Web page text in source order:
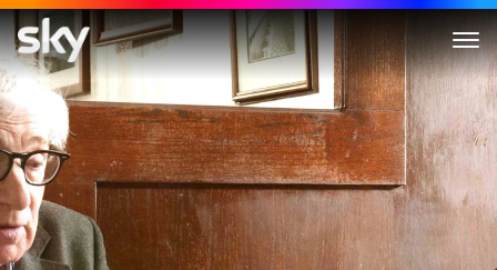
Fading Gigolo